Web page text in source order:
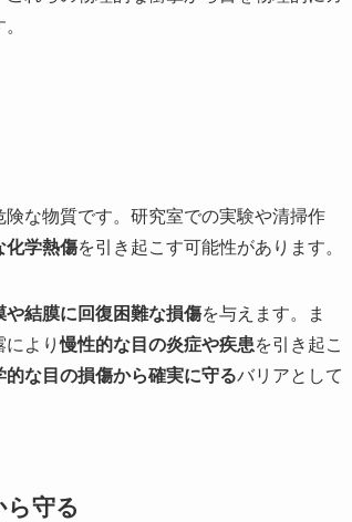
な物質です。研究室での実験や清掃作
化学熱傷を引き起こす可能性があります。
や結膜に回復困難な損傷を与えます。ま
により慢性的な目の炎症や疾患を引き起こ
的な目の損傷から確実に守るバリアとして
守る